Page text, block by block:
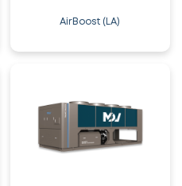
AirBoost (LA)